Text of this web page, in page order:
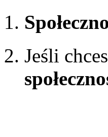
Jeśli